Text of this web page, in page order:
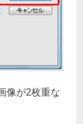
像が2枚重な